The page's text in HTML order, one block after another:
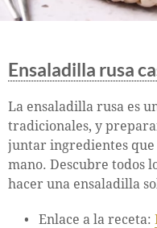
Ensaladilla rusa
La ensaladilla rusa es
tradicionales, y
juntar ingredientes que
mano. Descubre todos
hacer una ensaladilla
Enlace a la receta: